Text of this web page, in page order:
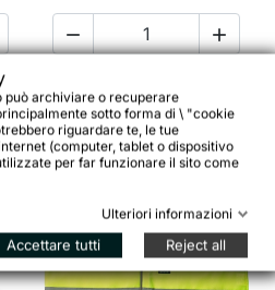
carrello
 
favorite_border
può archiviare o recuperare
sotto forma di \ "cookie
riguardare te, le tue
(computer, tablet o dispositivo
per far funzionare il sito come
Ulteriori informazioni
Accettare tutti Reject all